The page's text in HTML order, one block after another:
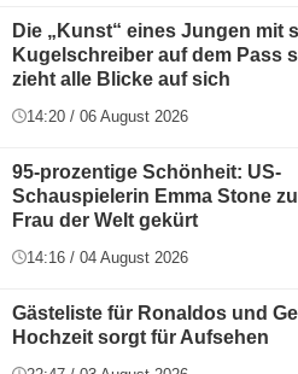
Die „Kunst“ eines Jungen mit
Kugelschreiber auf dem Pass
zieht alle Blicke auf sich
14:20 / 06 August 2026
95-prozentige Schönheit: US-
Schauspielerin Emma Stone
Frau der Welt gekürt
14:16 / 04 August 2026
Gästeliste für Ronaldos und
Hochzeit sorgt für Aufsehen